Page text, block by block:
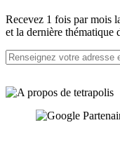
Recevez 1 fois par mois
et la dernière thématique